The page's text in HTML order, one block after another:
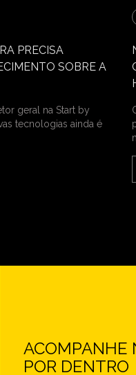
PRECISA
SOBRE A
geral na Start by
tecnologias ainda é
ACOMPANHE
POR DENTRO